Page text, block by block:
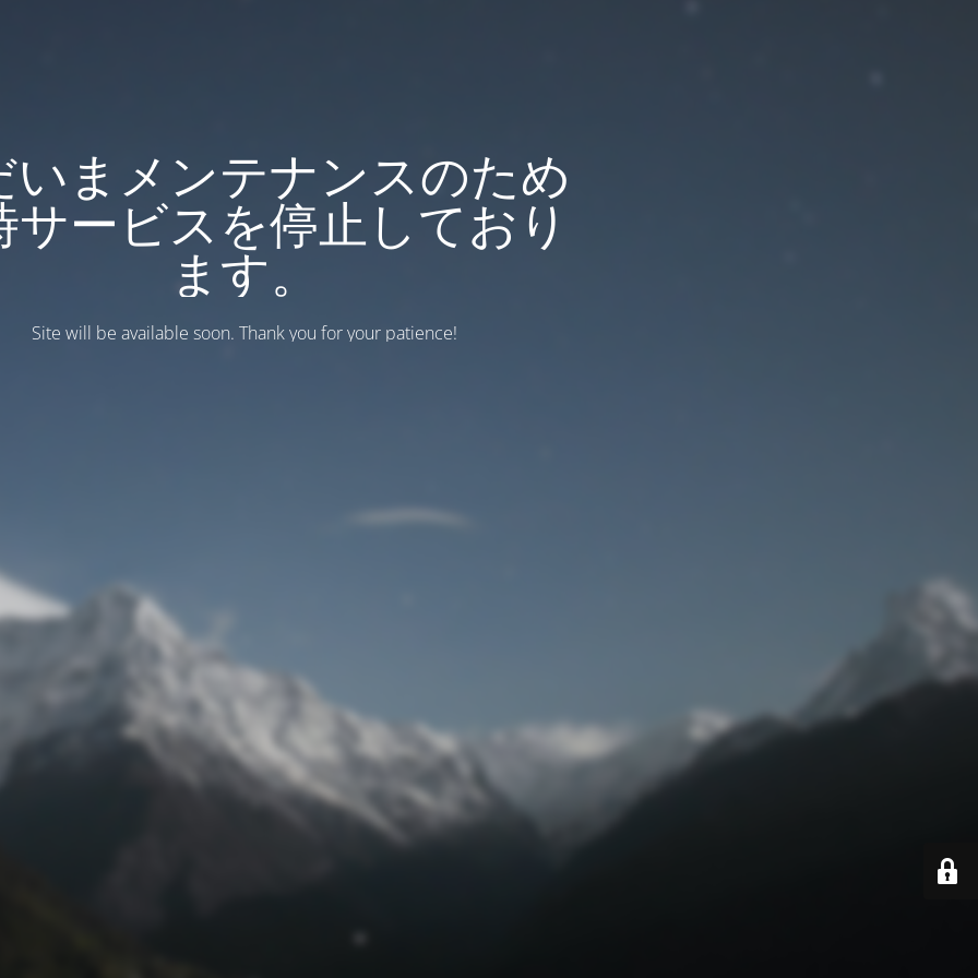
いまメンテナンスのため
サービスを停止しており
ます。
Site will be available soon. Thank you for your patience!